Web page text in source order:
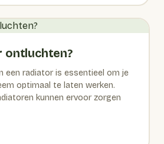
ontluchten?
een radiator is essentieel om je
optimaal te laten werken.
kunnen ervoor zorgen